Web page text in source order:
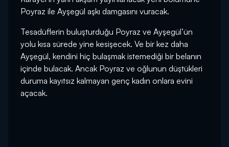
Poyraz ile Ayşegül aşkı damgasını vuracak.
Tesadüflerin buluşturduğu Poyraz ve Ayşegül’ün
yolu kısa sürede yine kesişecek. Ve bir kez daha
Ayşegül, kendini hiç bulaşmak istemediği bir belanın
içinde bulacak. Ancak Poyraz ve oğlunun düştükleri
duruma kayıtsız kalmayan genç kadın onlara evini
açacak.